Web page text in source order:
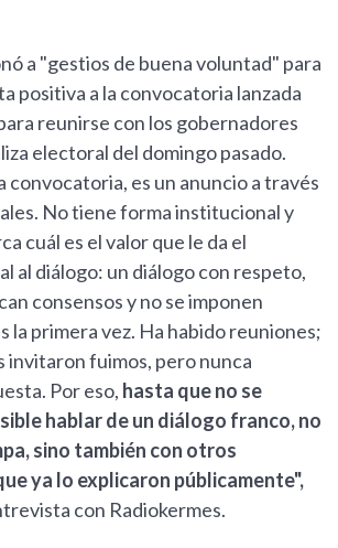
a "gestios de buena voluntad" para
positiva a la convocatoria lanzada
reunirse con los gobernadores
electoral del domingo pasado.
convocatoria, es un anuncio a través
No tiene forma institucional y
cuál es el valor que le da el
al diálogo: un diálogo con respeto,
consensos y no se imponen
la primera vez. Ha habido reuniones;
invitaron fuimos, pero nunca
Por eso, hasta que no se
hablar de un diálogo franco, no
sino también con otros
ya lo explicaron públicamente",
con Radiokermes.